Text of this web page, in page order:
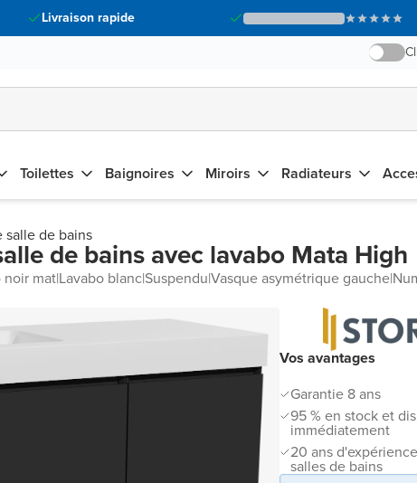
Livraison rapide
Toilettes Baignoires Miroirs Radiateurs
salle de bains
de bains avec lavabo Mata High
noir mat|Lavabo blanc|Suspendu|Vasque asymétrique gauche|
Vos avantages
Garantie 8 ans
95 % en stock et
immédiatement
20 ans
salles de bains